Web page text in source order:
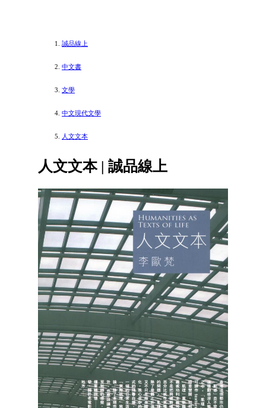
誠品線上
中文書
文學
中文現代文學
人文文本
人文文本 | 誠品線上